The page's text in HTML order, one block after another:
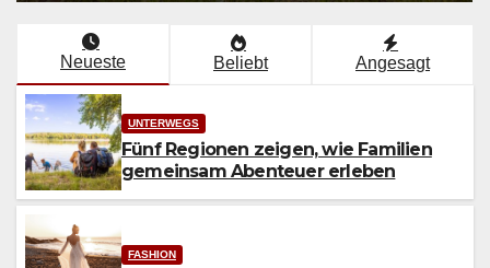
Neueste Beliebt Angesagt
UNTERWEGS
Fünf Regionen zeigen, wie Familien
gemeinsam Abenteuer erleben
FASHION